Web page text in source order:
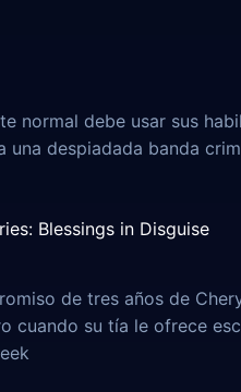
normal debe usar sus
una despiadada banda
Blessings in Disguise
de tres años de
cuando su tía le ofrece